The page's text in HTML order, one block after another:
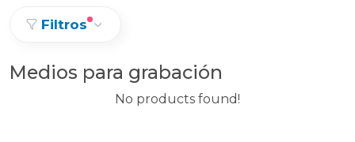
Filtros
Medios para grabación
No products found!